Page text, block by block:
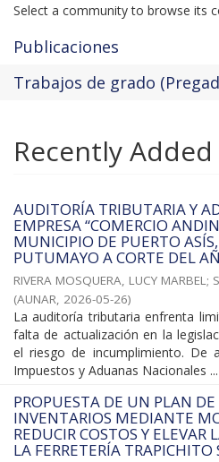
Select a community to browse its
Publicaciones
Trabajos de grado
Recently Added
AUDITORÍA TRIBUTARIA Y
EMPRESA “COMERCIO
MUNICIPIO DE PUERTO
PUTUMAYO A CORTE DEL
RIVERA MOSQUERA, LUCY MARBEL;
(AUNAR, 2026-05-26)
La auditoría tributaria enfrenta
falta de actualización en la
el riesgo de incumplimiento. De
Impuestos y Aduanas Nacionales ...
PROPUESTA DE UN PLAN
INVENTARIOS MEDIANTE
REDUCIR COSTOS Y
LA FERRETERÍA TRAPICHITO